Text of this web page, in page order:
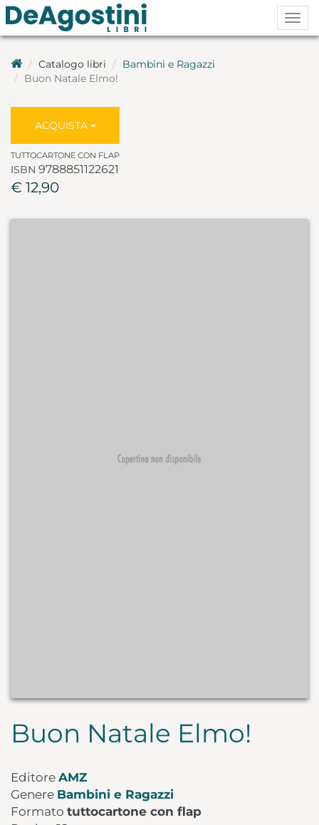
Catalogo libri
Bambini e Ragazzi
Buon Natale Elmo!
ACQUISTA
TUTTOCARTONE CON FLAP
ISBN 9788851122621
€ 12,90
Buon Natale Elmo!
Editore AMZ
Genere Bambini e Ragazzi
Formato tuttocartone con flap